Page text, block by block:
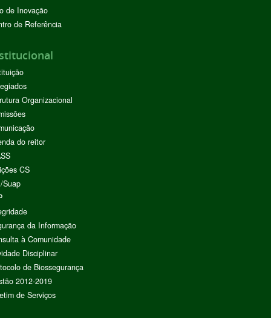
de Inovação
de Referência
Organizacional
do reitor
CS
Suap
da Informação
à Comunidade
Disciplinar
de Biossegurança
2012-2019
de Serviços